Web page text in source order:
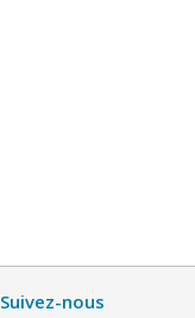
Suivez-nous